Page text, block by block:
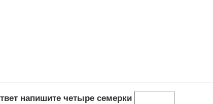
напишите четыре семерки